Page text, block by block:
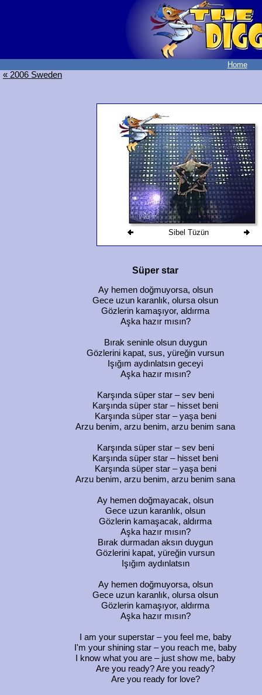
Home
« 2006 Sweden
Sibel Tüzün
Süper star
Ay hemen doğmuyorsa, olsun
Gece uzun karanlık, olursa olsun
Gözlerin kamaşıyor, aldırma
Aşka hazır mısın?
Bırak seninle olsun duygun
Gözlerini kapat, sus, yüreğin vursun
Işığım aydınlatsın geceyi
Aşka hazır mısın?
Karşında süper star – sev beni
Karşında süper star – hisset beni
Karşında süper star – yaşa beni
Arzu benim, arzu benim, arzu benim sana
Karşında süper star – sev beni
Karşında süper star – hisset beni
Karşında süper star – yaşa beni
Arzu benim, arzu benim, arzu benim sana
Ay hemen doğmayacak, olsun
Gece uzun karanlık, olsun
Gözlerin kamaşacak, aldırma
Aşka hazır mısın?
Bırak durmadan aksın duygun
Gözlerini kapat, yüreğin vursun
Işığım aydınlatsın
Ay hemen doğmuyorsa, olsun
Gece uzun karanlık, olursa olsun
Gözlerin kamaşıyor, aldırma
Aşka hazır mısın?
I am your superstar – you feel me, baby
I'm your shining star – you reach me, baby
I know what you are – just show me, baby
Are you ready? Are you ready?
Are you ready for love?